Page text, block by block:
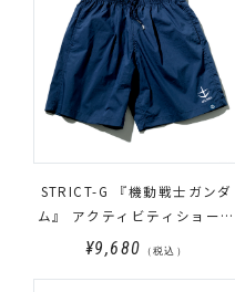
STRICT-G 『機動戦士ガンダ
ム』 アクティビティショート
パンツ E.F.S.F.
¥9,680 （税込）